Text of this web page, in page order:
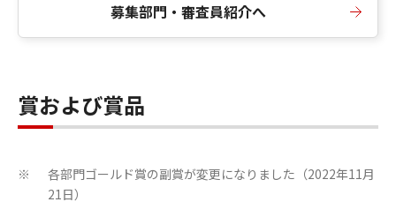
募集部門・審査員紹介へ
賞および賞品
※
各部門ゴールド賞の副賞が変更になりました（2022年11月
21日）